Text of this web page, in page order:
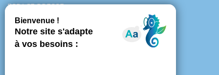
ESPACE PRESSE